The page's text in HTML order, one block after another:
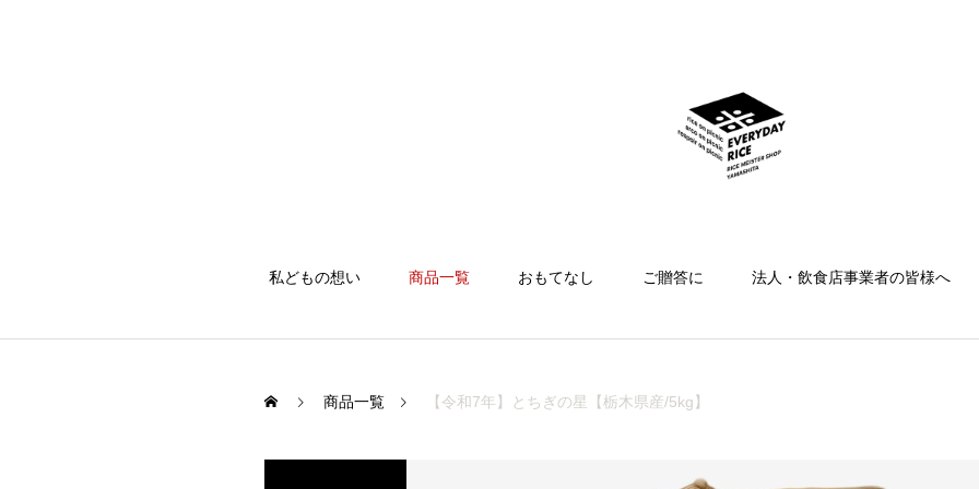
私どもの想い 商品一覧 おもてなし ご贈答に 法人・飲食店事業者の皆様へ
商品一覧 【令和7年】とちぎの星【栃木県産/5kg】